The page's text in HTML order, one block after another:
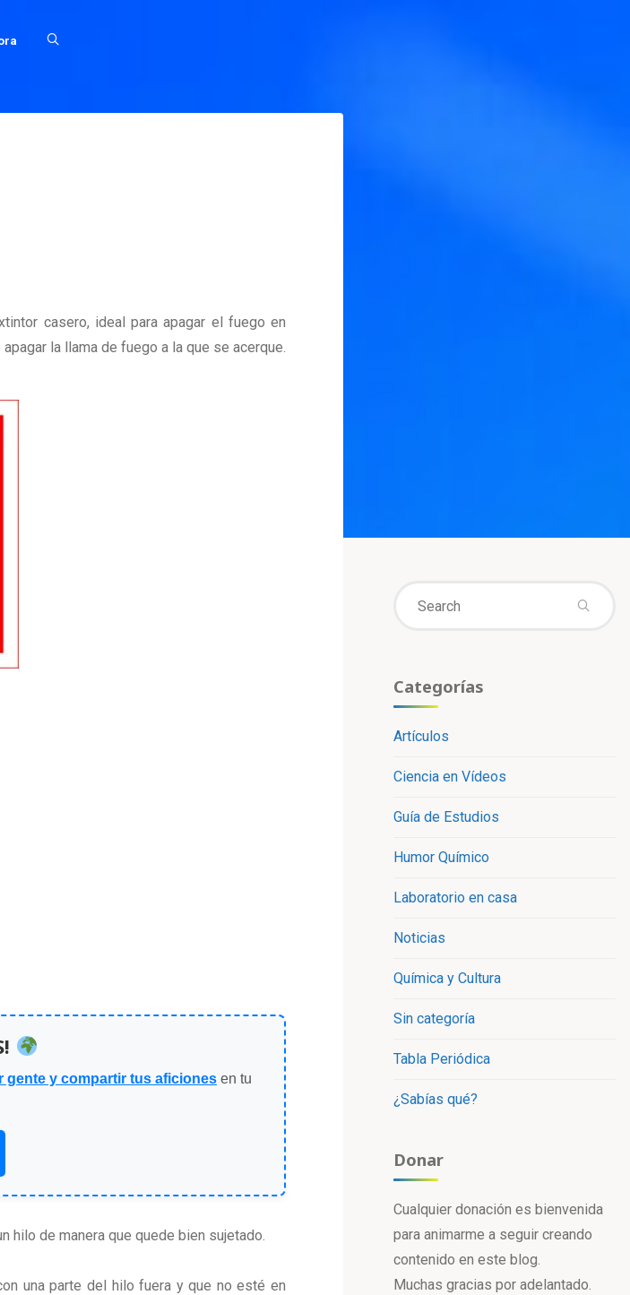
casero, ideal para apagar el fuego en
la llama de fuego a la que se acerque.
gente y compartir tus aficiones en tu
hilo de manera que quede bien sujetado.
una parte del hilo fuera y que no esté en
Categorías
Artículos
Ciencia en Vídeos
Guía de Estudios
Humor Químico
Laboratorio en casa
Noticias
Química y Cultura
Sin categoría
Tabla Periódica
¿Sabías qué?
Donar
Cualquier donación es bienvenida
para animarme a seguir creando
contenido en este blog.
Muchas gracias por adelantado.